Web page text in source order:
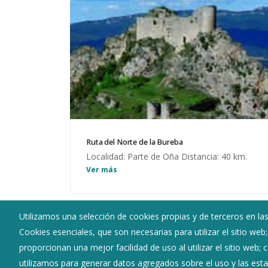
Ruta del Norte de la Bureba
Localidad: Parte de Oña Distancia: 40 km.
Itinerario: Oña - Rucandio - Poza de la Sal -
los hermosos paisajes de los Montes
Obarenes y Valle de Caderechas y
conoceremos en profundidad los grandes
conjuntos monumentales de Oña y Poza de
la Sal. Sorprende al viajero este rincón de la
Ver más
Utilizamos una selección de cookies propias y de terceros en
Cookies esenciales, que son necesarias para utilizar el sitio
proporcionan una mejor facilidad de uso al utilizar el sitio web;
utilizamos para generar datos agregados sobre el uso y las
Ayuntamiento de Abajas
: Carretera Villarcayo - s/n - 09141